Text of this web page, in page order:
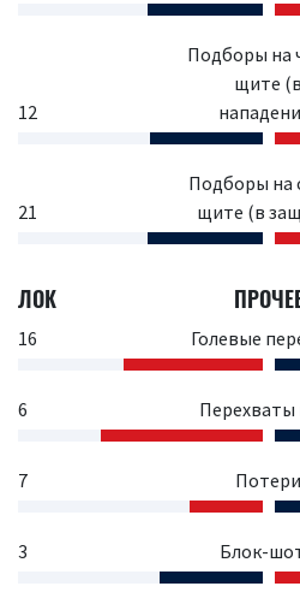
12
Подборы на
щите (в
21
Подборы на
щите (в
ЛОК
16 Голевые
6 Перехваты
7 Потери
3 Блок-